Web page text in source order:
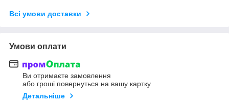
Всі умови доставки
Умови оплати
Ви отримаєте замовлення
або гроші повернуться на вашу картку
Детальніше